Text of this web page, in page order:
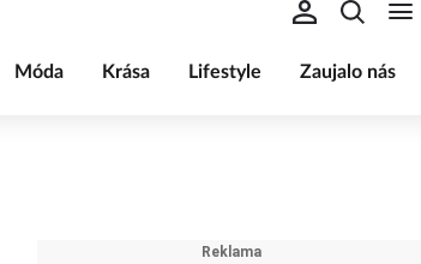
Móda Krása Lifestyle Zaujalo nás